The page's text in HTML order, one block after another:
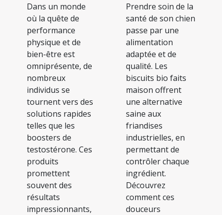
Dans un monde
où la quête de
performance
physique et de
bien-être est
omniprésente, de
nombreux
individus se
tournent vers des
solutions rapides
telles que les
boosters de
testostérone. Ces
produits
promettent
souvent des
résultats
impressionnants,
Prendre soin de la
santé de son chien
passe par une
alimentation
adaptée et de
qualité. Les
biscuits bio faits
maison offrent
une alternative
saine aux
friandises
industrielles, en
permettant de
contrôler chaque
ingrédient.
Découvrez
comment ces
douceurs